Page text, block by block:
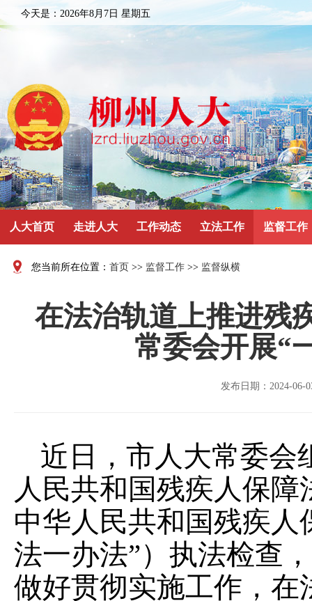
今天是： 2026年8月7日 星期五
人大首页 走进人大 工作动态 立法工作 监督工作
您当前所在位置： 首页 >> 监督工作 >> 监督纵横
在法治轨道上推进残
常委会开展“
发布日期：2024-
近日，市人大常委会
人民共和国残疾人保
中华人民共和国残疾人
法一办法”）执法检查
做好贯彻实施工作，